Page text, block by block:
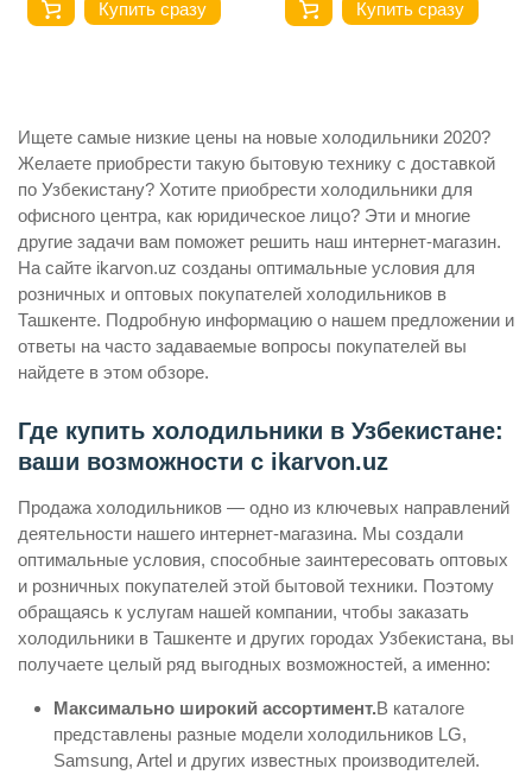
Купить сразу Купить сразу
Ищете самые низкие цены на новые холодильники 2020?
Желаете приобрести такую бытовую технику с доставкой
по Узбекистану? Хотите приобрести холодильники для
офисного центра, как юридическое лицо? Эти и многие
другие задачи вам поможет решить наш интернет-магазин.
На сайте ikarvon.uz созданы оптимальные условия для
розничных и оптовых покупателей холодильников в
Ташкенте. Подробную информацию о нашем предложении и
ответы на часто задаваемые вопросы покупателей вы
найдете в этом обзоре.
Где купить холодильники в Узбекистане:
ваши возможности с ikarvon.uz
Продажа холодильников — одно из ключевых направлений
деятельности нашего интернет-магазина. Мы создали
оптимальные условия, способные заинтересовать оптовых
и розничных покупателей этой бытовой техники. Поэтому
обращаясь к услугам нашей компании, чтобы заказать
холодильники в Ташкенте и других городах Узбекистана, вы
получаете целый ряд выгодных возможностей, а именно:
Максимально широкий ассортимент.В каталоге
представлены разные модели холодильников LG,
Samsung, Artel и других известных производителей.